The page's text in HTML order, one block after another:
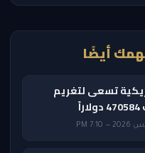
أيضًا
تسعى لتغريم